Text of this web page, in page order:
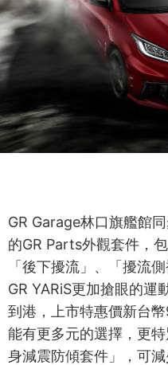
GR Garage林口旗艦館
的GR Parts外觀套件，
「後下擾流」、「擾流
GR YARiS更加搶眼的運
到港，上市特惠價新台
能有更多元的選擇，更
身減震防傾套件」，可